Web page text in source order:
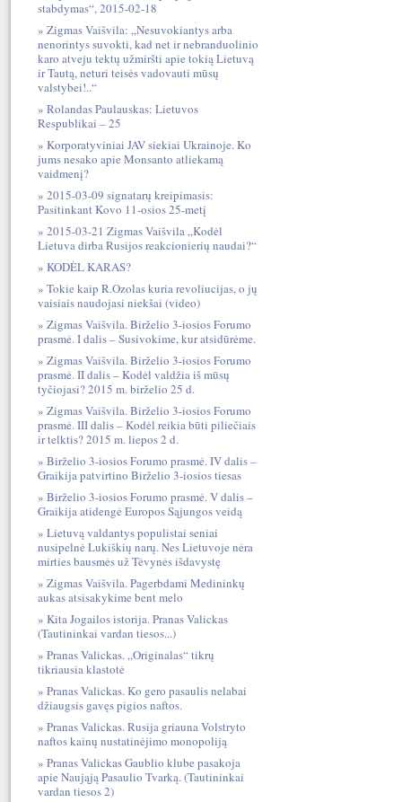
stabdymas“, 2015-02-18
Zigmas Vaišvila: „Nesuvokiantys arba
nenorintys suvokti, kad net ir nebranduolinio
karo atveju tektų užmiršti apie tokią Lietuvą
ir Tautą, neturi teisės vadovauti mūsų
valstybei!..“
Rolandas Paulauskas: Lietuvos
Respublikai – 25
Korporatyviniai JAV siekiai Ukrainoje. Ko
jums nesako apie Monsanto atliekamą
vaidmenį?
2015-03-09 signatarų kreipimasis:
Pasitinkant Kovo 11-osios 25-metį
2015-03-21 Zigmas Vaišvila „Kodėl
Lietuva dirba Rusijos reakcionierių naudai?“
KODĖL KARAS?
Tokie kaip R.Ozolas kuria revoliucijas, o jų
vaisiais naudojasi niekšai (video)
Zigmas Vaišvila. Birželio 3-iosios Forumo
prasmė. I dalis – Susivokime, kur atsidūrėme.
Zigmas Vaišvila. Birželio 3-iosios Forumo
prasmė. II dalis – Kodėl valdžia iš mūsų
tyčiojasi? 2015 m. birželio 25 d.
Zigmas Vaišvila. Birželio 3-iosios Forumo
prasmė. III dalis – Kodėl reikia būti piliečiais
ir telktis? 2015 m. liepos 2 d.
Birželio 3-iosios Forumo prasmė. IV dalis –
Graikija patvirtino Birželio 3-iosios tiesas
Birželio 3-iosios Forumo prasmė. V dalis –
Graikija atidengė Europos Sąjungos veidą
Lietuvą valdantys populistai seniai
nusipelnė Lukiškių narų. Nes Lietuvoje nėra
mirties bausmės už Tėvynės išdavystę
Zigmas Vaišvila. Pagerbdami Medininkų
aukas atsisakykime bent melo
Kita Jogailos istorija. Pranas Valickas
(Tautininkai vardan tiesos...)
Pranas Valickas. „Originalas“ tikrų
tikriausia klastotė
Pranas Valickas. Ko gero pasaulis nelabai
džiaugsis gavęs pigios naftos.
Pranas Valickas. Rusija griauna Volstryto
naftos kainų nustatinėjimo monopoliją
Pranas Valickas Gaublio klube pasakoja
apie Naująją Pasaulio Tvarką. (Tautininkai
vardan tiesos 2)